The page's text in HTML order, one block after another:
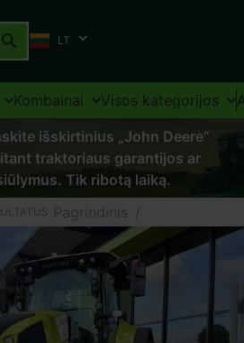
LT
Kombainai Visos kategorijos
išskirtinius „John Deere“
traktoriaus garantijos ar
Tik ribotą laiką.
Pagrindinis /